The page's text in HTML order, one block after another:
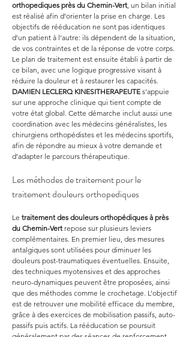
orthopediques près du Chemin-Vert, un bilan initial
est réalisé afin d’orienter la prise en charge. Les
objectifs de rééducation ne sont pas identiques
d’un patient à l’autre: ils dépendent de la situation,
de vos contraintes et de la réponse de votre corps.
Le plan de traitement est ensuite établi à partir de
ce bilan, avec une logique progressive visant à
réduire la douleur et à restaurer les capacités.
DAMIEN LECLERQ KINESITHERAPEUTE s’appuie
sur une approche clinique qui tient compte de
votre état global. Cette démarche inclut aussi une
coordination avec les médecins généralistes, les
chirurgiens orthopédistes et les médecins sportifs,
afin de répondre au mieux à votre demande et
d’adapter le parcours thérapeutique.
Les méthodes de traitement pour le
traitement douleurs orthopediques
Le traitement des douleurs orthopédiques à près
du Chemin-Vert repose sur plusieurs leviers
complémentaires. En premier lieu, des mesures
antalgiques sont utilisées pour diminuer les
douleurs post-traumatiques éventuelles. Ensuite,
des techniques myotensives et des approches
neuro-dynamiques peuvent être proposées, ainsi
que des méthodes comme le crochetage. L’objectif
est de retrouver une mobilité efficace du membre,
grâce à des exercices de mobilisation passifs, auto-
passifs puis actifs. La rééducation se poursuit